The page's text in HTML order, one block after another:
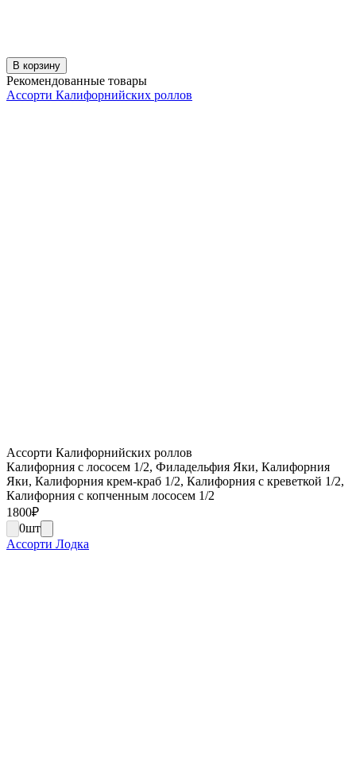
В корзину
Рекомендованные товары
Ассорти Калифорнийских роллов
Ассорти Калифорнийских роллов
Калифорния с лососем 1/2, Филадельфия Яки, Калифорния
Яки, Калифорния крем-краб 1/2, Калифорния с креветкой 1/2,
Калифорния с копченным лососем 1/2
1800₽
0шт
Ассорти Лодка